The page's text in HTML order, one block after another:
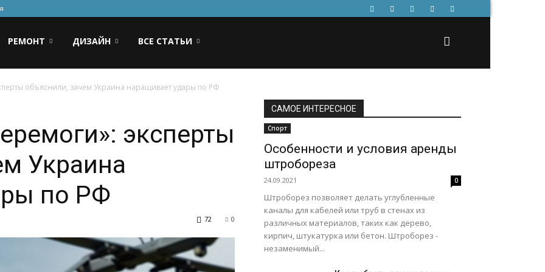
РЕМОНТ ДИЗАЙН ВСЕ СТАТЬИ
объяснили, зачем Украина наращивает удары по РФ
эксперты
Украина
по РФ
0
72
САМОЕ ИНТЕРЕСНОЕ
Спорт
Особенности и условия аренды
штробореза
24.09.2021 0
Штроборез позволяет делать углубленные
каналы для кабелей или труб в стенах из
различных материалов, таких как дерево,
кирпич, штукатурка или бетон. Штроборез -
незаменимый...